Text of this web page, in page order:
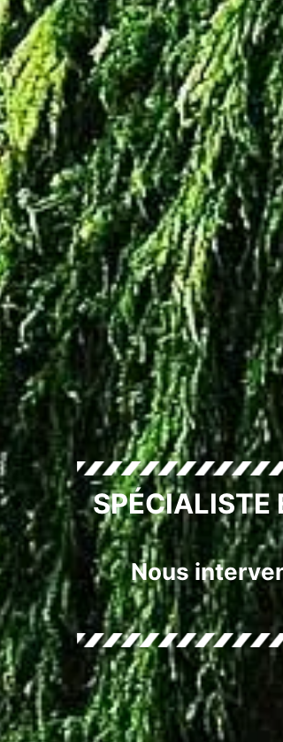
SPÉCIALISTE
Nous